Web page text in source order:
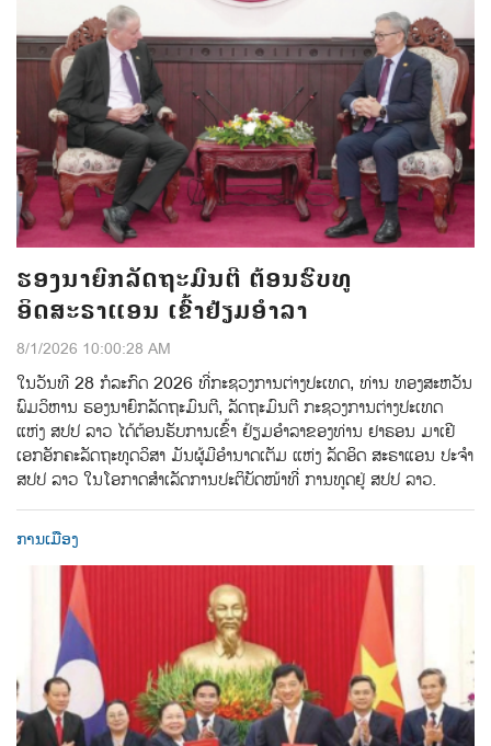
ຮອງນາຍົກລັດຖະມົນຕີ ຕ້ອນຮົບທູ
ອິດສະຣາແອນ ເຂົ້າຢ້ຽມອຳລາ
8/1/2026 10:00:28 AM
ໃນວັນທີ 28 ກໍລະກົດ 2026 ທີ່ກະຊວງການຕ່າງປະເທດ, ທ່ານ ທອງສະຫວັນ
ພົມວິຫານ ຮອງນາຍົກລັດຖະມົນຕີ, ລັດຖະມົນຕີ ກະຊວງການຕ່າງປະເທດ
ແຫ່ງ ສປປ ລາວ ໄດ້ຕ້ອນຮັບການເຂົ້າ ຢ້ຽມອໍາລາຂອງທ່ານ ຢາຣອນ ມາເຢີ
ເອກອັກຄະລັດຖະທູດວິສາ ມັນຜູ້ມີອໍານາດເຕັມ ແຫ່ງ ລັດອິດ ສະຣາແອນ ປະຈໍາ
ສປປ ລາວ ໃນໂອກາດສໍາເລັດການປະຕິບັດໜ້າທີ່ ການທູດຢູ່ ສປປ ລາວ.
ການເມືອງ